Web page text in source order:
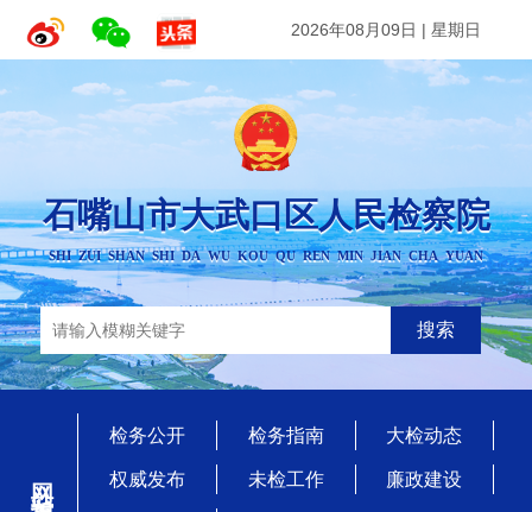
2026年08月09日 | 星期日
石嘴山市大武口区人民检察院
SHI ZUI SHAN SHI DA WU KOU QU REN MIN JIAN CHA YUAN
搜索
网站首页
检务公开 检务指南 大检动态
权威发布 未检工作 廉政建设